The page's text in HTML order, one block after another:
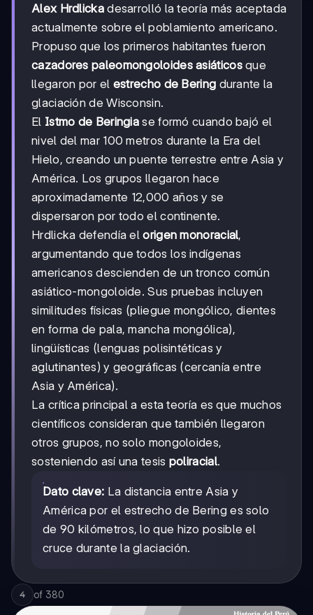
Alex Hrdlickadesarrolló la teoría más aceptada
actualmente sobre el poblamiento americano.
Propuso que los primeros habitantes fueron
cazadores paleomongoloides asiáticosque
llegaron por el estrecho de Bering durante la
glaciación de Wisconsin.
El Istmo de Beringia se formó cuando bajó el
nivel del mar 100 metros durante la Era del
Hielo, creando un puente terrestre entre Asia y
América. Los grupos llegaron hace
aproximadamente 12,000 años y se
dispersaron por todo el continente.
Hrdlicka defendía elorigen monoracial,
argumentando que todos los indígenas
americanos descienden de un tronco común
asiático-mongoloide. Sus pruebas incluyen
similitudes físicas (pliegue mongólico, dientes
en forma de pala, mancha mongólica),
lingüísticas (lenguas polisintéticas y
aglutinantes) y geográficas (cercanía entre
Asia y América).
La crítica principal a esta teoría es que muchos
científicos consideran que también llegaron
otros grupos, no solo mongoloides,
sosteniendo así una tesis poliracial.
Dato clave: La distancia entre Asia y
América por el estrecho de Bering es solo
de 90 kilómetros, lo que hizo posible el
cruce durante la glaciación.
4 of 380